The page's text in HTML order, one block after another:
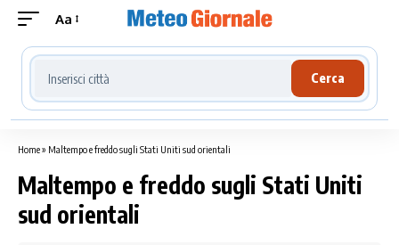
Aa
Cerca località meteo
Cerca
Home» Maltempo e freddo sugli Stati Uniti sud orientali
Maltempo e freddo sugli Stati Uniti
sud orientali